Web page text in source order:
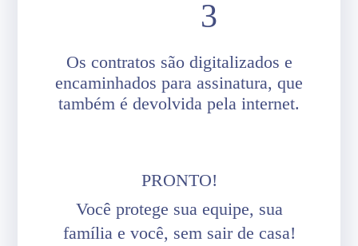
Os contratos são digitalizados e
encaminhados para assinatura, que
também é devolvida pela internet.
PRONTO!
Você protege sua equipe, sua
família e você, sem sair de casa!